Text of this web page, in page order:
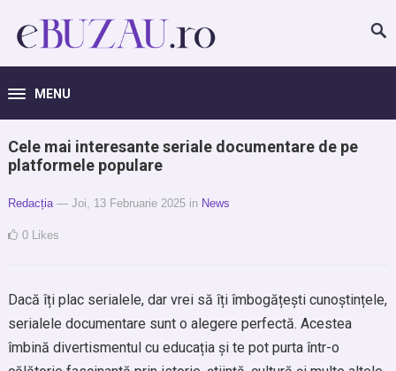
MENU
Cele mai interesante seriale documentare de pe
platformele populare
Redacția — Joi, 13 Februarie 2025 in News
0 Likes
Dacă îți plac serialele, dar vrei să îți îmbogățești cunoștințele,
serialele documentare sunt o alegere perfectă. Acestea
îmbină divertismentul cu educația și te pot purta într-o